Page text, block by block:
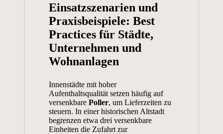
Einsatzszenarien und
Praxisbeispiele: Best
Practices für Städte,
Unternehmen und
Wohnanlagen
Innenstädte mit hoher
Aufenthaltsqualität setzen häufig auf
versenkbare Poller, um Lieferzeiten zu
steuern. In einer historischen Altstadt
begrenzen etwa drei versenkbare
Einheiten die Zufahrt zur